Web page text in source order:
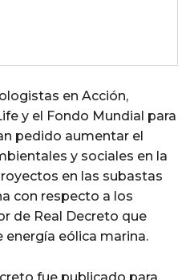
en Acción,
y el Fondo Mundial para
pedido aumentar el
y sociales en la
en las subastas
con respecto a los
de Real Decreto que
energía eólica marina.